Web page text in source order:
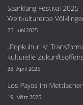
Saarklang Festival
Weltkulturerbe
25. Juni 2025
„Popkultur ist
kulturelle
28. April 2025
Los Payos im
19. März 2025